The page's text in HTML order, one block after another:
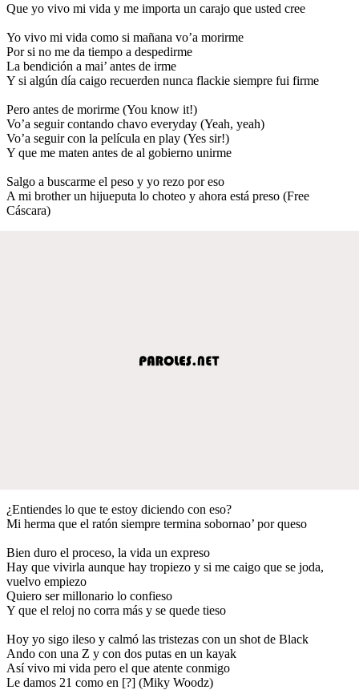
Que yo vivo mi vida y me importa un carajo que usted cree
Yo vivo mi vida como si mañana vo’a morirme
Por si no me da tiempo a despedirme
La bendición a mai’ antes de irme
Y si algún día caigo recuerden nunca flackie siempre fui firme
Pero antes de morirme (You know it!)
Vo’a seguir contando chavo everyday (Yeah, yeah)
Vo’a seguir con la película en play (Yes sir!)
Y que me maten antes de al gobierno unirme
Salgo a buscarme el peso y yo rezo por eso
A mi brother un hijueputa lo choteo y ahora está preso (Free
Cáscara)
¿Entiendes lo que te estoy diciendo con eso?
Mi herma que el ratón siempre termina sobornao’ por queso
Bien duro el proceso, la vida un expreso
Hay que vivirla aunque hay tropiezo y si me caigo que se joda,
vuelvo empiezo
Quiero ser millonario lo confieso
Y que el reloj no corra más y se quede tieso
Hoy yo sigo ileso y calmó las tristezas con un shot de Black
Ando con una Z y con dos putas en un kayak
Así vivo mi vida pero el que atente conmigo
Le damos 21 como en [?] (Miky Woodz)